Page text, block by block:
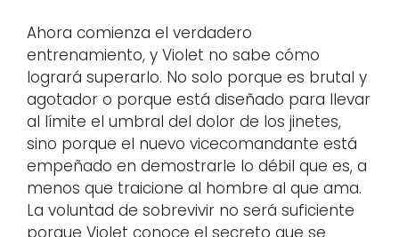
Ahora comienza el verdadero
entrenamiento, y Violet no sabe cómo
logrará superarlo. No solo porque es brutal y
agotador o porque está diseñado para llevar
al límite el umbral del dolor de los jinetes,
sino porque el nuevo vicecomandante está
empeñado en demostrarle lo débil que es, a
menos que traicione al hombre al que ama.
La voluntad de sobrevivir no será suficiente
porque Violet conoce el secreto que se